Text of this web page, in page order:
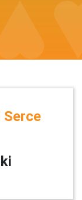
Serce